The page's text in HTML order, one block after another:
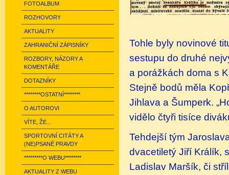
FOTOALBUM
ROZHOVORY
AKTUALITY
ZAHRANIČNÍ ZÁPISNÍKY
ROZBORY, NÁZORY A
KOMENTÁŘE
DOTAZNÍKY
********OSTATNÍ********
O AUTOROVI
VÍTE, ŽE...
SPORTOVNÍ CITÁTY A
(NE)PSANÉ PRAVDY
*********O WEBU********
AKTUALITY Z WEBU
Tohle byly novinové
sestupu do druhé
a porážkách doma s
Stejně bodů měla
Jihlava a Šumperk.
vidělo čtyři tisíce
Tehdejší tým
dvacetiletý Jiří Králík,
Ladislav Maršík, či